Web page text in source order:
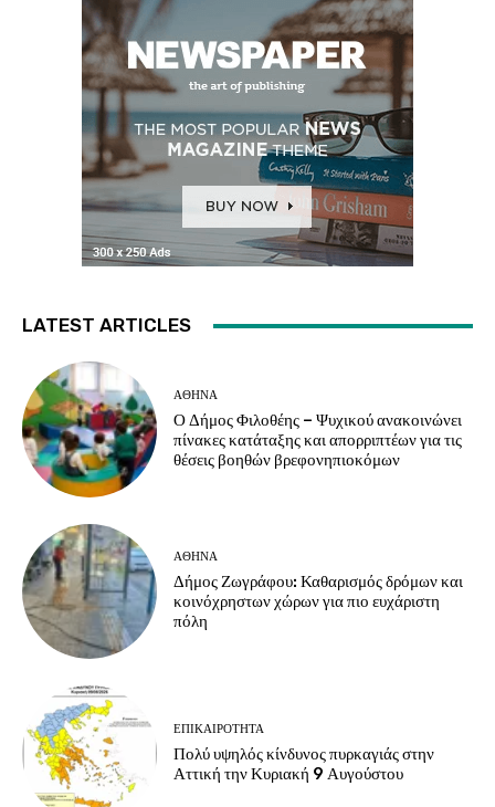
LATEST ARTICLES
ΑΘΗΝΑ
Ο Δήμος Φιλοθέης – Ψυχικού ανακοινώνει
πίνακες κατάταξης και απορριπτέων για τις
θέσεις βοηθών βρεφονηπιοκόμων
ΑΘΗΝΑ
Δήμος Ζωγράφου: Καθαρισμός δρόμων και
κοινόχρηστων χώρων για πιο ευχάριστη
πόλη
ΕΠΙΚΑΙΡΟΤΗΤΑ
Πολύ υψηλός κίνδυνος πυρκαγιάς στην
Αττική την Κυριακή 9 Αυγούστου